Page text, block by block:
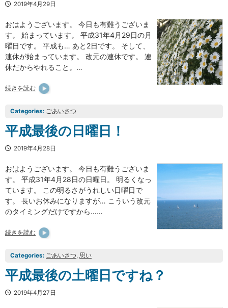
2019年4月29日
おはようございます。 今日も有難うございま
す。 始まっています。 平成31年4月29日の月
曜日です。 平成も… あと2日です。 そして、
連休が始まっています。 改元の連休です。 連
休だからやれること。…
続きを読む
Categories: ごあいさつ
平成最後の日曜日！
2019年4月28日
おはようございます。 今日も有難うございま
す。 平成31年4月28日の日曜日。 明るくなっ
ています。 この明るさがうれしい日曜日で
す。 長いお休みになりますが… こういう改元
のタイミングだけですから……
続きを読む
Categories: ごあいさつ, 思い
平成最後の土曜日ですね？
2019年4月27日